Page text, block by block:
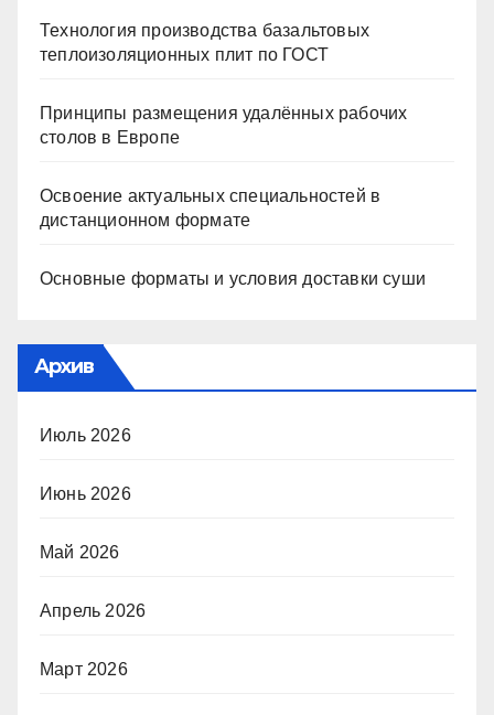
Технология производства базальтовых
теплоизоляционных плит по ГОСТ
Принципы размещения удалённых рабочих
столов в Европе
Освоение актуальных специальностей в
дистанционном формате
Основные форматы и условия доставки суши
Архив
Июль 2026
Июнь 2026
Май 2026
Апрель 2026
Март 2026